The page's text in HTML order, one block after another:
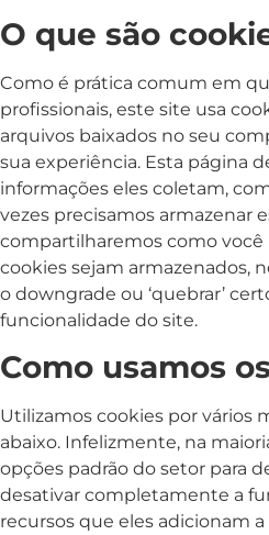
O que são
Como é prática comum em
profissionais, este site usa
arquivos baixados no seu
sua experiência. Esta página
informações eles coletam,
vezes precisamos armazenar
compartilharemos como
cookies sejam armazenados,
o downgrade ou ‘quebrar’
funcionalidade do site.
Como usamos
Utilizamos cookies por vários
abaixo. Infelizmente, na
opções padrão do setor para
desativar completamente a
recursos que eles adicionam a